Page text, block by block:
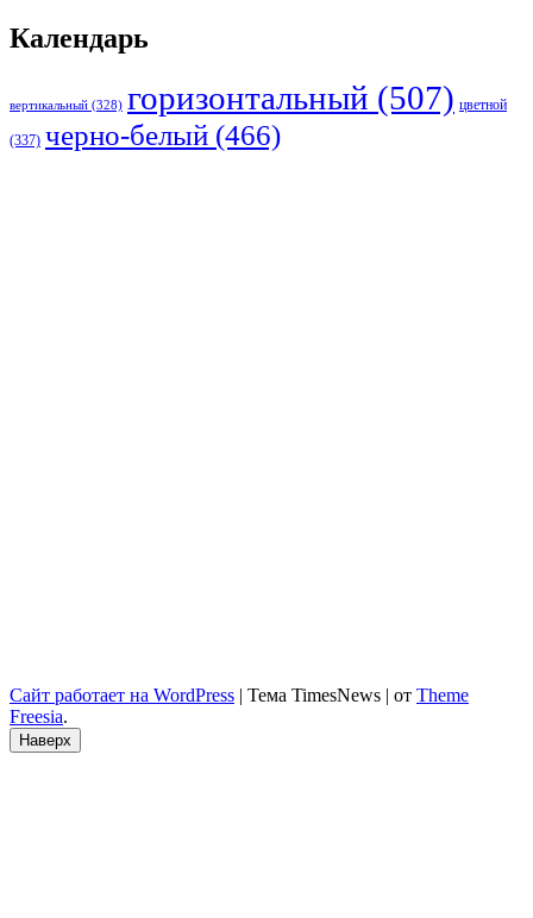
Календарь
вертикальный (328) горизонтальный (507) цветной
(337) черно-белый (466)
Сайт работает на WordPress | Тема TimesNews | от Theme
Freesia.
Наверх